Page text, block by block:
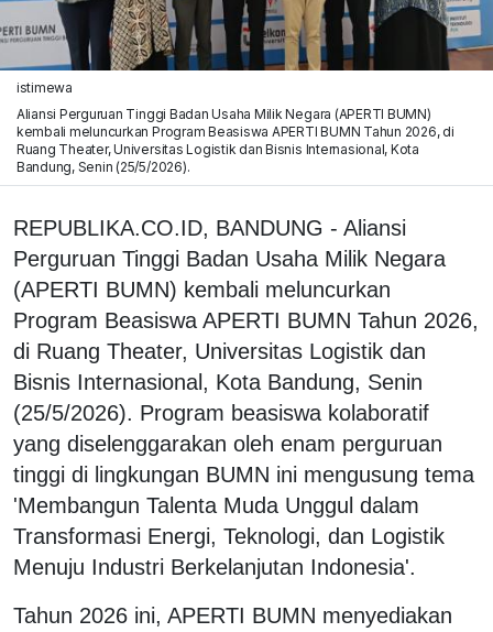
istimewa
Aliansi Perguruan Tinggi Badan Usaha Milik Negara (APERTI BUMN)
kembali meluncurkan Program Beasiswa APERTI BUMN Tahun 2026, di
Ruang Theater, Universitas Logistik dan Bisnis Internasional, Kota
Bandung, Senin (25/5/2026).
REPUBLIKA.CO.ID, BANDUNG - Aliansi
Perguruan Tinggi Badan Usaha Milik Negara
(APERTI BUMN) kembali meluncurkan
Program Beasiswa APERTI BUMN Tahun 2026,
di Ruang Theater, Universitas Logistik dan
Bisnis Internasional, Kota Bandung, Senin
(25/5/2026). Program beasiswa kolaboratif
yang diselenggarakan oleh enam perguruan
tinggi di lingkungan BUMN ini mengusung tema
'Membangun Talenta Muda Unggul dalam
Transformasi Energi, Teknologi, dan Logistik
Menuju Industri Berkelanjutan Indonesia'.
Tahun 2026 ini, APERTI BUMN menyediakan